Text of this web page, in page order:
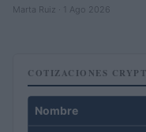
Marta Ruiz · 1 Ago 2026
COTIZACIONES
Nombre